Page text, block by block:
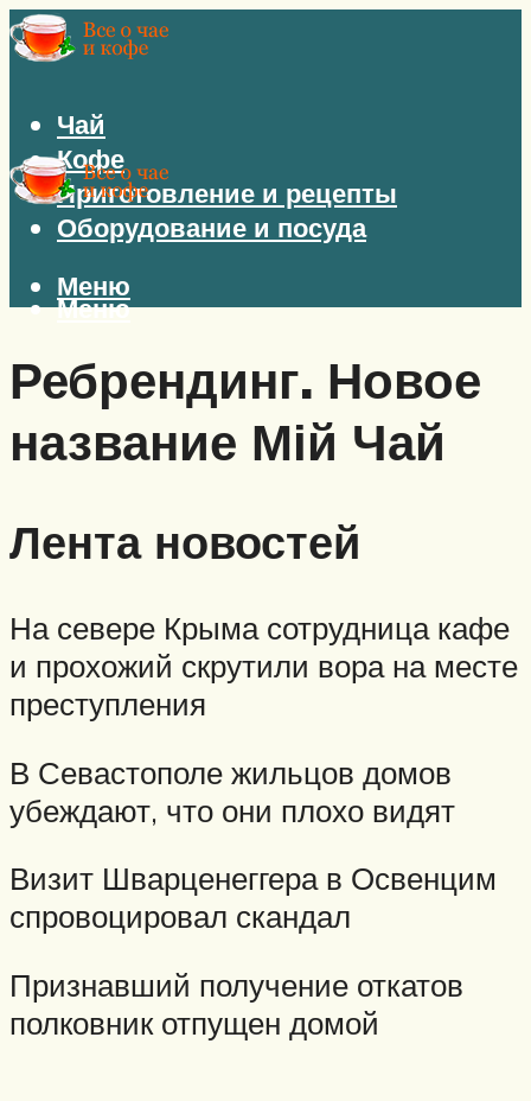
Чай
Кофе
Приготовление и рецепты
Оборудование и посуда
Меню
Меню
Ребрендинг. Новое
название Мій Чай
Лента новостей
На севере Крыма сотрудница кафе
и прохожий скрутили вора на месте
преступления
В Севастополе жильцов домов
убеждают, что они плохо видят
Визит Шварценеггера в Освенцим
спровоцировал скандал
Признавший получение откатов
полковник отпущен домой